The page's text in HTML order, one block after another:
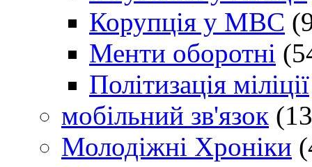
Корупція у МВС
Менти оборотні
Політизація міліції
мобільний зв'язок
Молодіжні Хроніки